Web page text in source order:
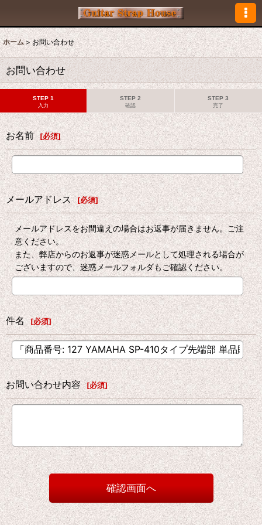
ホーム > お問い合わせ
お問い合わせ
STEP 1
入力
STEP 2
確認
STEP 3
完了
お名前 [必須]
メールアドレス [必須]
メールアドレスをお間違えの場合はお返事が届きません。ご注
意ください。
また、弊店からのお返事が迷惑メールとして処理される場合が
ございますので、迷惑メールフォルダもご確認ください。
件名 [必須]
お問い合わせ内容 [必須]
確認画面へ